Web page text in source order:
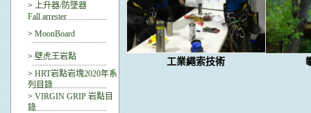
> 上升器/防墜器
Fall arrester
> MoonBoard
> 壁虎王岩點
> HRT岩點岩塊2020年系
列目錄
> VIRGIN GRIP 岩點目
錄
工業繩索技術